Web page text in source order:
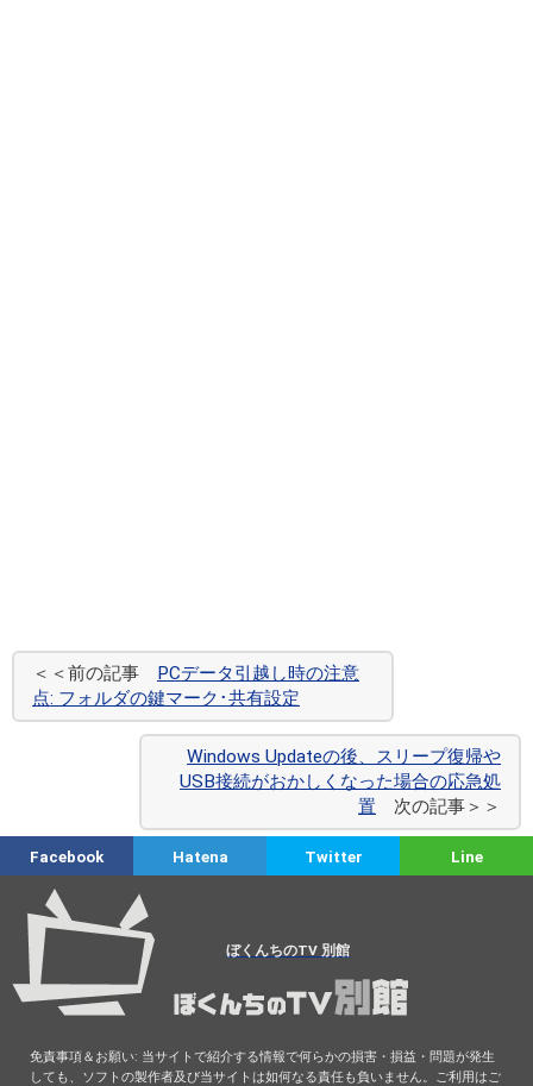
＜＜前の記事 PCデータ引越し時の注意
点: フォルダの鍵マーク･共有設定
Windows Updateの後、スリープ復帰や
USB接続がおかしくなった場合の応急処
置 次の記事＞＞
Facebook Hatena Twitter Line
ぼくんちのTV 別館
免責事項＆お願い: 当サイトで紹介する情報で何らかの損害・損益・問題が発生
しても、ソフトの製作者及び当サイトは如何なる責任も負いません。ご利用はご